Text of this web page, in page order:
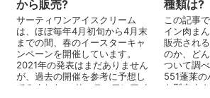
から販売?
サーティワンアイスクリーム
は、ほぼ毎年4月初旬から4月末
までの間、春のイースターキャ
ンペーンを開催しています。
2021年の発表はまだありません
が、過去の開催を参考に予想し
てみました。 サーティワンアイ
種類は?
この記事
イン肉ま
販売され
のか、ど
ついて調
551蓬莱の
ト型肉ま